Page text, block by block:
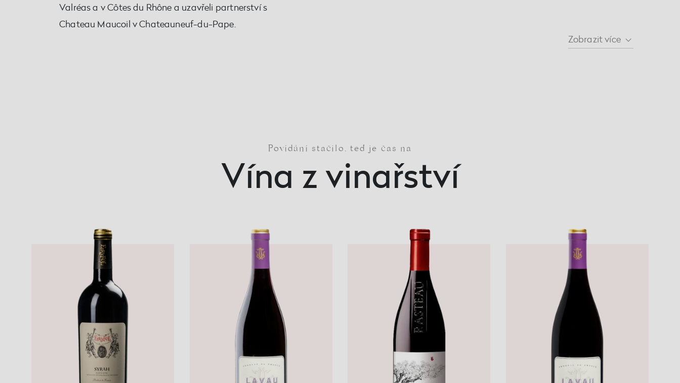
Valréas a v Côtes du Rhône a uzavřeli partnerství s
Chateau Maucoil v Chateauneuf-du-Pape.
Zobrazitvíce
Povídání stačilo, teď je čas na
Vína z vinařství